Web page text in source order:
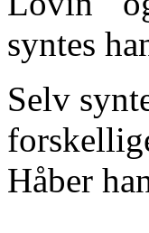
syntes
Selv
Håber